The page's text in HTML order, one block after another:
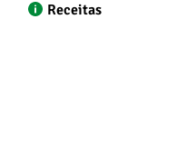
Receitas